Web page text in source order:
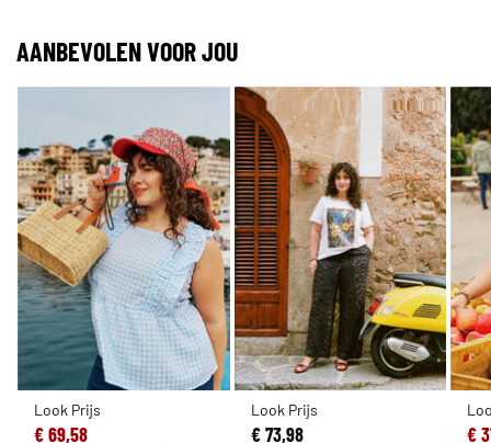
AANBEVOLEN VOOR JOU
Look Prijs
€ 69,58
Look Prijs
€ 73,98 €